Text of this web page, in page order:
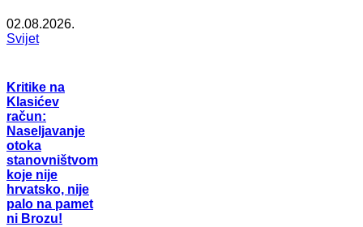
02.08.2026.
Svijet
Kritike na
Klasićev
račun:
Naseljavanje
otoka
stanovništvom
koje nije
hrvatsko, nije
palo na pamet
ni Brozu!